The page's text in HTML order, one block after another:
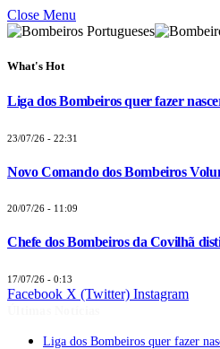
Close Menu
What's Hot
Liga dos Bombeiros quer fazer
23/07/26 - 22:31
Novo Comando dos Bombeiros
20/07/26 - 11:09
Chefe dos Bombeiros da Covilhã
17/07/26 - 0:13
Facebook X (Twitter) Instagram
Liga dos Bombeiros quer fazer